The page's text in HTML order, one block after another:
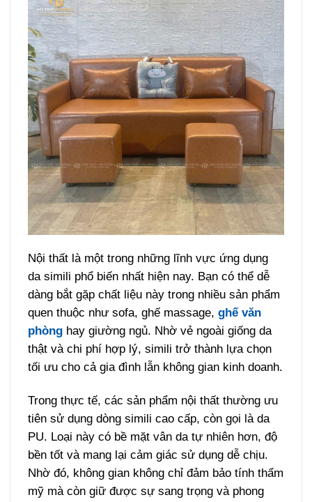
Nội thất là một trong những lĩnh vực ứng dụng
da simili phổ biến nhất hiện nay. Bạn có thể dễ
dàng bắt gặp chất liệu này trong nhiều sản phẩm
quen thuộc như sofa, ghế massage,ghế văn
phòng hay giường ngủ. Nhờ vẻ ngoài giống da
thật và chi phí hợp lý, simili trở thành lựa chọn
tối ưu cho cả gia đình lẫn không gian kinh doanh.
Trong thực tế, các sản phẩm nội thất thường ưu
tiên sử dụng dòng simili cao cấp, còn gọi là da
PU. Loại này có bề mặt vân da tự nhiên hơn, độ
bền tốt và mang lại cảm giác sử dụng dễ chịu.
Nhờ đó, không gian không chỉ đảm bảo tính thẩm
mỹ mà còn giữ được sự sang trọng và phong